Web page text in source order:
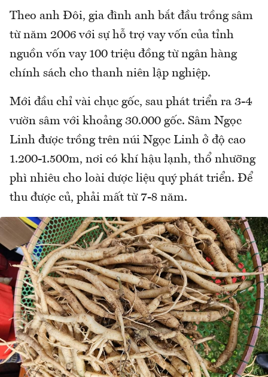
Theo anh Đôi, gia đình anh bắt đầu trồng sâm
từ năm 2006 với sự hỗ trợ vay vốn của tỉnh
nguồn vốn vay 100 triệu đồng từ ngân hàng
chính sách cho thanh niên lập nghiệp.
Mới đầu chỉ vài chục gốc, sau phát triển ra 3-4
vườn sâm với khoảng 30.000 gốc. Sâm Ngọc
Linh được trồng trên núi Ngọc Linh ở độ cao
1.200-1.500m, nơi có khí hậu lạnh, thổ nhưỡng
phì nhiêu cho loài dược liệu quý phát triển. Để
thu được củ, phải mất từ 7-8 năm.